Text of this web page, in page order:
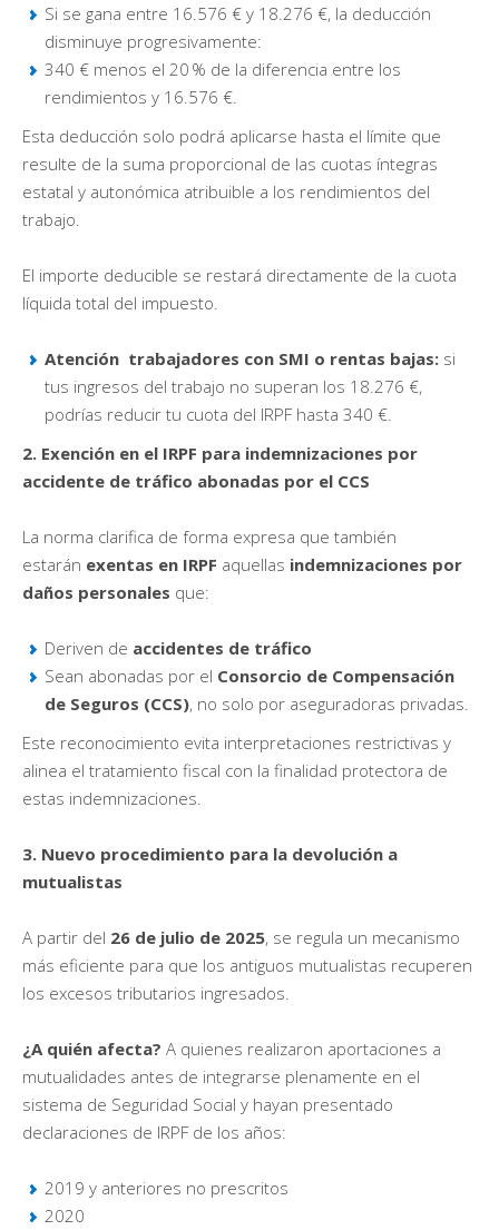
Si se gana entre 16.576 € y 18.276 €, la deducción
disminuye progresivamente:
340 € menos el 20 % de la diferencia entre los
rendimientos y 16.576 €.
Esta deducción solo podrá aplicarse hasta el límite que
resulte de la suma proporcional de las cuotas íntegras
estatal y autonómica atribuible a los rendimientos del
trabajo.
El importe deducible se restará directamente de la cuota
líquida total del impuesto.
Atención trabajadores con SMI o rentas bajas: si
tus ingresos del trabajo no superan los 18.276 €,
podrías reducir tu cuota del IRPF hasta 340 €.
2. Exención en el IRPF para indemnizaciones por
accidente de tráfico abonadas por el CCS
La norma clarifica de forma expresa que también
estarán exentas en IRPF aquellas indemnizaciones por
daños personales que:
Deriven de accidentes de tráfico
Sean abonadas por el Consorcio de Compensación
de Seguros (CCS), no solo por aseguradoras privadas.
Este reconocimiento evita interpretaciones restrictivas y
alinea el tratamiento fiscal con la finalidad protectora de
estas indemnizaciones.
3. Nuevo procedimiento para la devolución a
mutualistas
A partir del 26 de julio de 2025, se regula un mecanismo
más eficiente para que los antiguos mutualistas recuperen
los excesos tributarios ingresados.
¿A quién afecta? A quienes realizaron aportaciones a
mutualidades antes de integrarse plenamente en el
sistema de Seguridad Social y hayan presentado
declaraciones de IRPF de los años:
2019 y anteriores no prescritos
2020